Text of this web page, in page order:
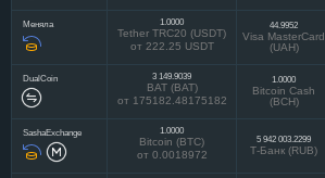
Меняла 1.0000
Tether TRC20 (USDT)
от 222.25 USDT
44.9952
Visa MasterCard
(UAH)
DualCoin 3 149.9039
BAT (BAT)
от 175182.48175182
1.0000
Bitcoin Cash
(BCH)
SashaExchange 1.0000
Bitcoin (BTC)
от 0.0018972
5 942 003.2299
Т-Банк (RUB)